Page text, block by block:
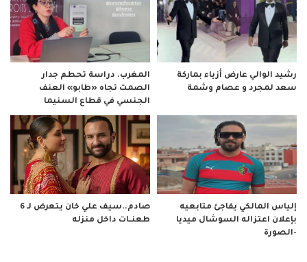
رشيد الوالي عارض أزياء بماركة
سعد لمجرد و عصام وشمة
المغرب. دراسة تحطم جدار
الصمت تجاه «طابو» العنف
الجنسي في قطاع السنيما
إلياس المالكي يفاجئ متابعيه
بإعلان اعتزاله السوشال ميديا
-الصورة
صادم..سيف علي خان يتعرض لـ 6
طعنــات داخل منزله